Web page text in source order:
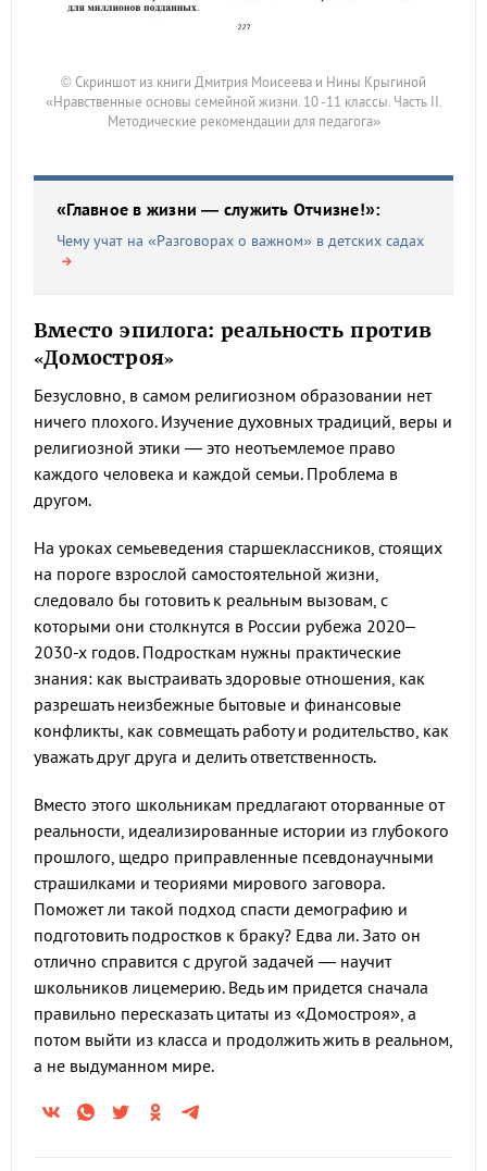
© Скриншот из книги Дмитрия Моисеева и Нины Крыгиной
«Нравственные основы семейной жизни. 10 -11 классы. Часть II.
Методические рекомендации для педагога»
«Главное в жизни — служить Отчизне!»:
Чему учат на «Разговорах о важном» в детских садах
Вместо эпилога: реальность против
«Домостроя»
Безусловно, в самом религиозном образовании нет
ничего плохого. Изучение духовных традиций, веры и
религиозной этики — это неотъемлемое право
каждого человека и каждой семьи. Проблема в
другом.
На уроках семьеведения старшеклассников, стоящих
на пороге взрослой самостоятельной жизни,
следовало бы готовить к реальным вызовам, с
которыми они столкнутся в России рубежа 2020–
2030-х годов. Подросткам нужны практические
знания: как выстраивать здоровые отношения, как
разрешать неизбежные бытовые и финансовые
конфликты, как совмещать работу и родительство, как
уважать друг друга и делить ответственность.
Вместо этого школьникам предлагают оторванные от
реальности, идеализированные истории из глубокого
прошлого, щедро приправленные псевдонаучными
страшилками и теориями мирового заговора.
Поможет ли такой подход спасти демографию и
подготовить подростков к браку? Едва ли. Зато он
отлично справится с другой задачей — научит
школьников лицемерию. Ведь им придется сначала
правильно пересказать цитаты из «Домостроя», а
потом выйти из класса и продолжить жить в реальном,
а не выдуманном мире.